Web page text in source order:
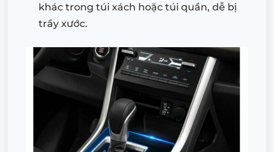
khác trong túi xách hoặc túi quần, dễ bị
trầy xước.